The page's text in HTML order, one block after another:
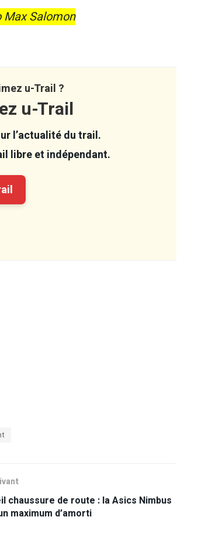
Max Salomon
u-Trail ?
u-Trail
l’actualité du trail.
libre et indépendant.
chaussure de route : la Asics Nimbus
maximum d’amorti